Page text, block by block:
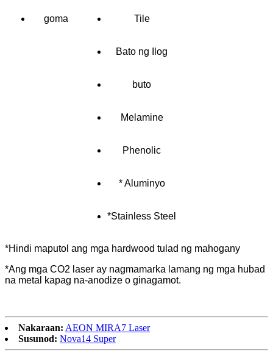
goma Tile
Bato ng Ilog
buto
Melamine
Phenolic
* Aluminyo
*Stainless Steel
*Hindi maputol ang mga hardwood tulad ng mahogany
*Ang mga CO2 laser ay nagmamarka lamang ng mga hubad
na metal kapag na-anodize o ginagamot.
Nakaraan: AEON MIRA7 Laser
Susunod: Nova14 Super